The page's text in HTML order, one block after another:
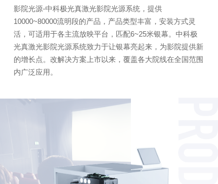
影院光源-中科极光真激光影院光源系统，提供
10000~80000流明段的产品，产品类型丰富，安装方式灵
活，可适用于各主流放映平台，匹配6~25米银幕。中科极
光真激光影院光源系统致力于让银幕亮起来，为影院提供新
的增长点。改解决方案上市以来，覆盖各大院线在全国范围
内广泛应用。